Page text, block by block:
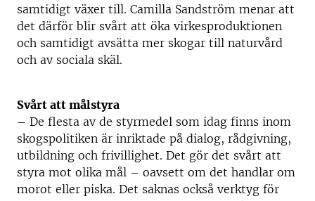
samtidigt växer till. Camilla Sandström menar att
det därför blir svårt att öka virkesproduktionen
och samtidigt avsätta mer skogar till naturvård
och av sociala skäl.
Svårt att målstyra
– De flesta av de styrmedel som idag finns inom
skogspolitiken är inriktade på dialog, rådgivning,
utbildning och frivillighet. Det gör det svårt att
styra mot olika mål – oavsett om det handlar om
morot eller piska. Det saknas också verktyg för